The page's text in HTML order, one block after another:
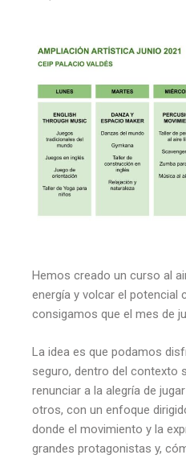
Hemos creado un curso al
energía y volcar el potencial
consigamos que el mes de
La idea es que podamos
seguro, dentro del contexto
renunciar a la alegría de
otros, con un enfoque
donde el movimiento y la
grandes protagonistas y,